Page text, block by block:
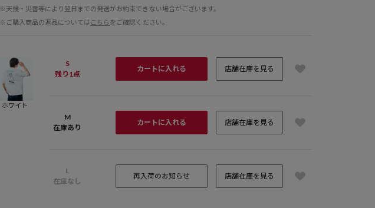
※天候・災害等により翌日までの発送がお約束できない場合がございます。
※ご購入商品の返品については こちら をご確認ください。
ホワイト
S
残り1点
カートに入れる 店舗在庫を見る
M
在庫あり
カートに入れる 店舗在庫を見る
L
在庫なし
再入荷のお知らせ 店舗在庫を見る